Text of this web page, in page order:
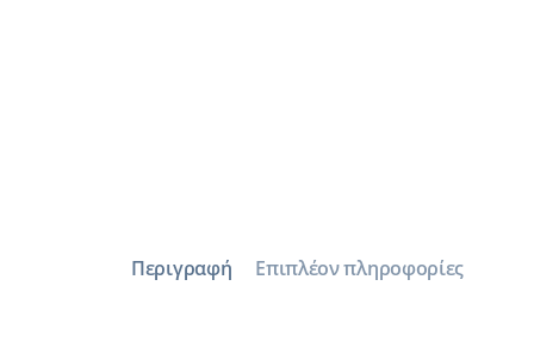
Περιγραφή Επιπλέον πληροφορίες